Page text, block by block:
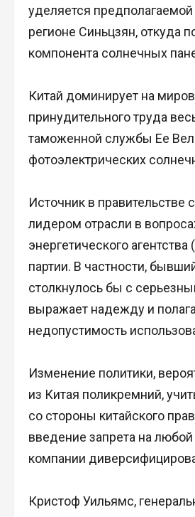
уделяется
регионе Синьцзян, откуда
компонента солнечных
Китай доминирует на
принудительного труда
таможенной службы Ее
фотоэлектрических
Источник в правительстве
лидером отрасли в
энергетического
партии. В частности,
столкнулось бы с
выражает надежду и
недопустимость
Изменение политики,
из Китая поликремний,
со стороны китайского
введение запрета на
компании
Кристоф Уильямс,